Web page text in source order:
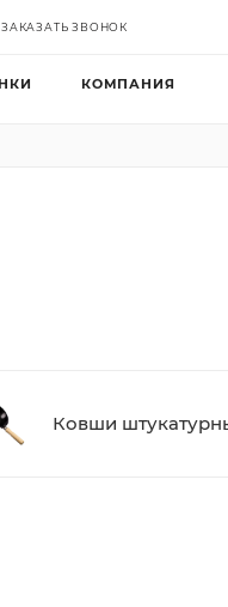
ЗАКАЗАТЬ ЗВОНОК
КОМПАНИЯ
Ковши